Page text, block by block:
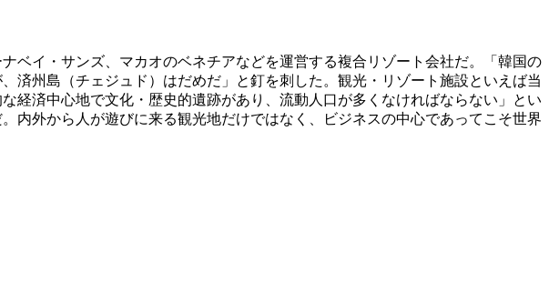
ベイ・サンズ、マカオのベネチアなどを運営する複合リゾート会社だ。「韓国の
済州島（チェジュド）はだめだ」と釘を刺した。観光・リゾート施設といえば当
経済中心地で文化・歴史的遺跡があり、流動人口が多くなければならない」とい
内外から人が遊びに来る観光地だけではなく、ビジネスの中心であってこそ世界